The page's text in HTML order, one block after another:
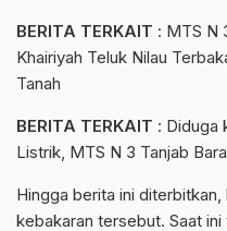
BERITA TERKAIT : MTS N
Khairiyah Teluk Nilau
Tanah
BERITA TERKAIT : Diduga
Listrik, MTS N 3 Tanjab
Hingga berita ini
kebakaran tersebut. Saat ini